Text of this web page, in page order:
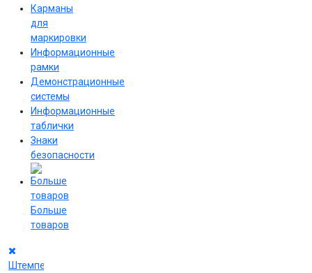
Карманы
для
маркировки
Информационные
рамки
Демонстрационные
системы
Информационные
таблички
Знаки
безопасности
Больше
товаров
Штемпельная